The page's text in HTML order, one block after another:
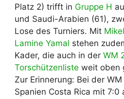
Platz 2) trifft in Gruppe H
und Saudi-Arabien (61),
Lose des Turniers. Mit
Lamine Yamal stehen
Kader, die auch in der WM
Torschützenliste weit oben
Zur Erinnerung: Bei der
Spanien Costa Rica mit 7:0